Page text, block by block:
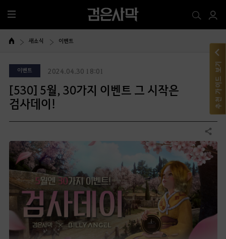
전
체
메
새소식 이벤트
이벤트 2024.04.30 18:01
[530] 5월, 30가지 이벤트 그 시작은
검사데이!
공유하기
추천 가이드 보기